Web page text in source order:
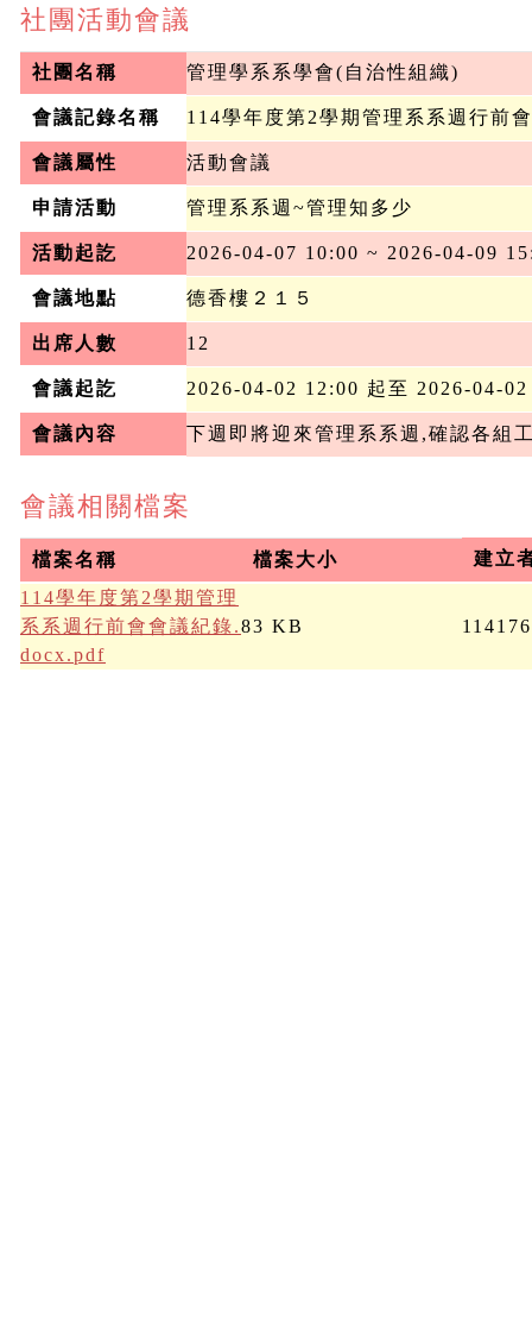
社團活動會議
社團名稱 管理學系系學會(自治性組織)
會議記錄名稱 114學年度第2學期管理系系週行前
會議屬性 活動會議
申請活動 管理系系週~管理知多少
活動起訖 2026-04-07 10:00 ~ 2026-04-09
會議地點 德香樓２１５
出席人數 12
會議起訖 2026-04-02 12:00 起至 2026-04-
會議內容 下週即將迎來管理系系週,確認各組
會議相關檔案
檔案名稱 檔案大小
建立
114學年度第2學期管理
系系週行前會會議紀錄.
docx.pdf
83 KB